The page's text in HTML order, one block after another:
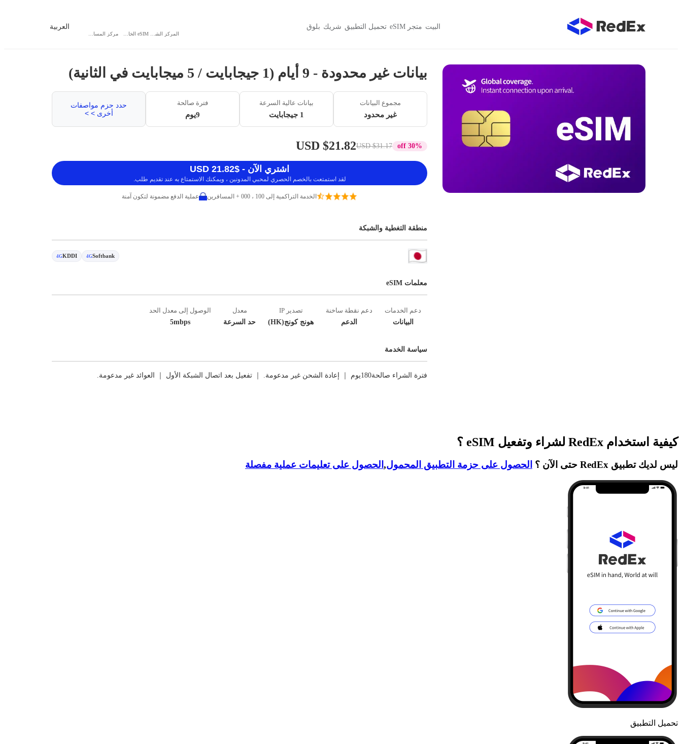
البيت متجر eSIM تحميل التطبيق شريك بلوق العربية
بيانات غير محدودة - 9 أيام (1 جيجابايت / 5 ميجابايت في الثانية)
مجموع البيانات
غير محدود
بيانات عالية السرعة
1 جيجابايت
فترة صالحة
9يوم
حدد حزم مواصفات
أخرى > >
30% off
$31.17 USD
$21.82 USD
اشتري الآن - $21.82 USD
لقد استمتعت بالخصم الحصري لمحبي المدونين ، ويمكنك الاستمتاع به عند تقديم طلب.
الخدمة التراكمية إلى 100 ، 000 + المسافرين عملية الدفع مضمونة لتكون آمنة
منطقة التغطية والشبكة
Softbank
4G
KDDI
4G
معلمات eSIM
دعم الخدمات
البيانات
دعم نقطة ساخنة
الدعم
تصدير IP
هونج كونج(HK)
معدل
حد السرعة
الوصول إلى معدل الحد
5mbps
سياسة الخدمة
فترة الشراء صالحة180يوم ｜ إعادة الشحن غير مدعومة. ｜ تفعيل بعد اتصال الشبكة الأول ｜ العوائد غير مدعومة.
كيفية استخدام RedEx لشراء وتفعيل eSIM ؟
ليس لديك تطبيق RedEx حتى الآن ؟ الحصول على حزمة التطبيق المحمول, الحصول على تعليمات عملية مفصلة
تحميل التطبيق